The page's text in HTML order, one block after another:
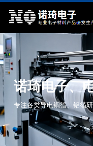
诺琦电子、
专注各类导电铜箔、铝箔